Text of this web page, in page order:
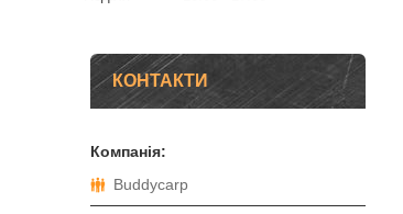
КОНТАКТИ
Buddycarp